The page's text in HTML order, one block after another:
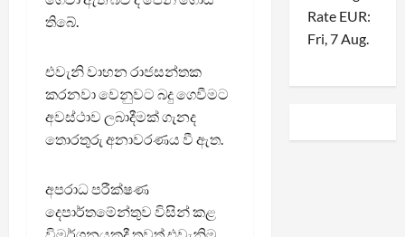
තිබේ.
එවැනි වාහන රාජසන්තක
කරනවා වෙනුවට බදු ගෙවීමට
අවස්ථාව ලබාදීමක් ගැනද
තොරතුරු අනාවරණය වී ඇත.
අපරාධ පරීක්ෂණ
දෙපාර්තමේන්තුව විසින් කළ
Rate EUR:
Fri, 7 Aug.